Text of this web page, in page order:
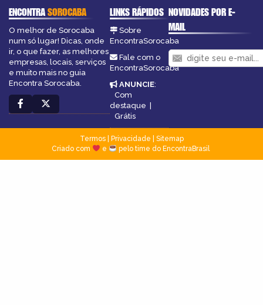
ENCONTRASOROCABA
O melhor de Sorocaba
num só lugar! Dicas, onde
ir, o que fazer, as melhores
empresas, locais, serviços
e muito mais no guia
Encontra Sorocaba.
LINKS RÁPIDOS
Sobre
EncontraSorocaba
Fale com o
EncontraSorocaba
ANUNCIE:
Com
destaque |
Grátis
NOVIDADES POR E-
MAIL
Termos| Privacidade
Sitemap
Criado com
e pelo time do EncontraBrasil